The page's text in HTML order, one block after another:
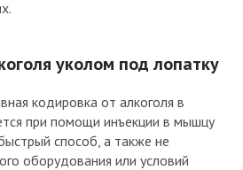
уколом под лопатку
кодировка от алкоголя в
при помощи инъекции в мышцу
способ, а также не
оборудования или условий